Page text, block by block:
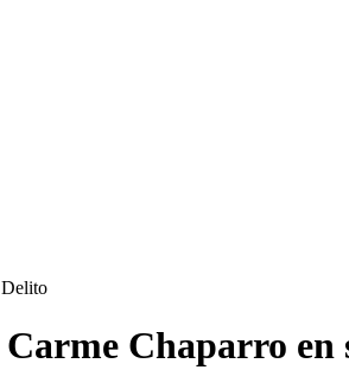
Chaparro